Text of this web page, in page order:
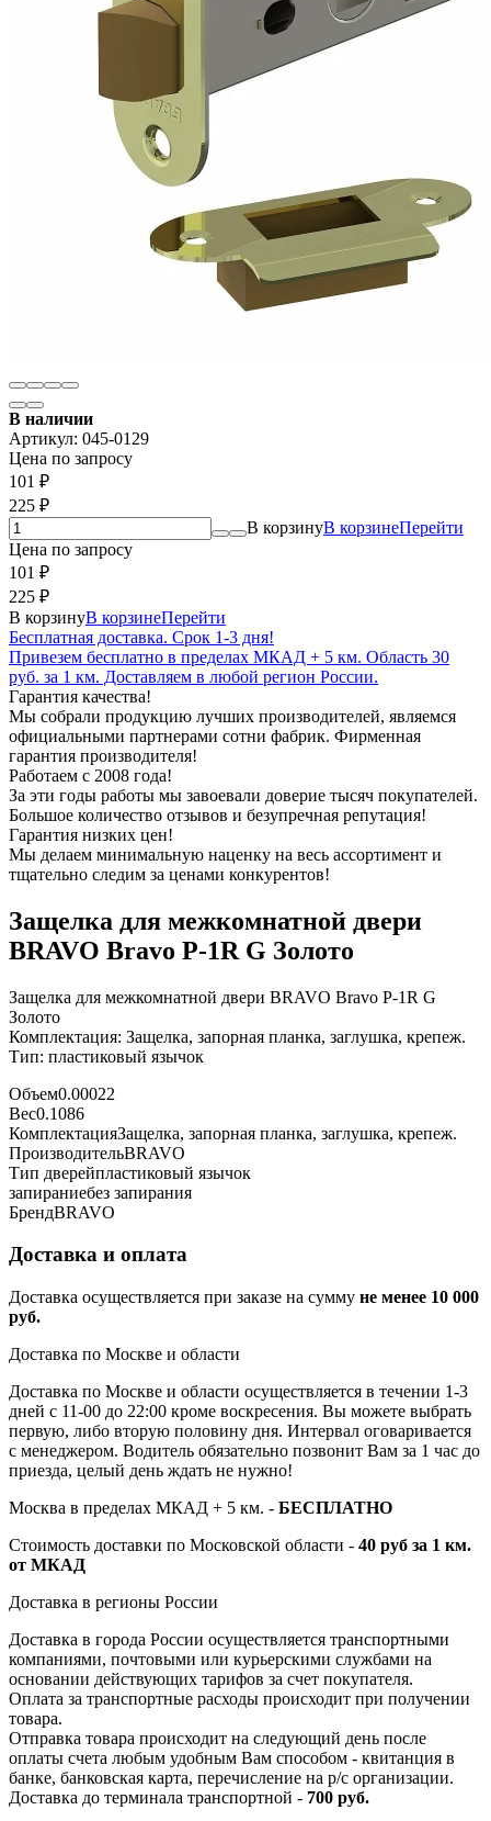
В наличии
Артикул: 045-0129
Цена по запросу
101 ₽
225 ₽
В корзинуВ корзинеПерейти
Цена по запросу
101 ₽
225 ₽
В корзинуВ корзинеПерейти
Бесплатная доставка. Срок 1-3 дня!
Привезем бесплатно в пределах МКАД + 5 км. Область 30
руб. за 1 км. Доставляем в любой регион России.
Гарантия качества!
Мы собрали продукцию лучших производителей, являемся
официальными партнерами сотни фабрик. Фирменная
гарантия производителя!
Работаем с 2008 года!
За эти годы работы мы завоевали доверие тысяч покупателей.
Большое количество отзывов и безупречная репутация!
Гарантия низких цен!
Мы делаем минимальную наценку на весь ассортимент и
тщательно следим за ценами конкурентов!
Защелка для межкомнатной двери
BRAVO Bravo P-1R G Золото
Защелка для межкомнатной двери BRAVO Bravo P-1R G
Золото
Комплектация: Защелка, запорная планка, заглушка, крепеж.
Тип: пластиковый язычок
Объем0.00022
Вес0.1086
КомплектацияЗащелка, запорная планка, заглушка, крепеж.
ПроизводительBRAVO
Тип дверейпластиковый язычок
запираниебез запирания
БрендBRAVO
Доставка и оплата
Доставка осуществляется при заказе на сумму не менее 10 000
руб.
Доставка по Москве и области
Доставка по Москве и области осуществляется в течении 1-3
дней с 11-00 до 22:00 кроме воскресения. Вы можете выбрать
первую, либо вторую половину дня. Интервал оговаривается
с менеджером. Водитель обязательно позвонит Вам за 1 час до
приезда, целый день ждать не нужно!
Москва в пределах МКАД + 5 км. - БЕСПЛАТНО
Стоимость доставки по Московской области - 40 руб за 1 км.
от МКАД
Доставка в регионы России
Доставка в города России осуществляется транспортными
компаниями, почтовыми или курьерскими службами на
основании действующих тарифов за счет покупателя.
Оплата за транспортные расходы происходит при получении
товара.
Отправка товара происходит на следующий день после
оплаты счета любым удобным Вам способом - квитанция в
банке, банковская карта, перечисление на р/с организации.
Доставка до терминала транспортной - 700 руб.